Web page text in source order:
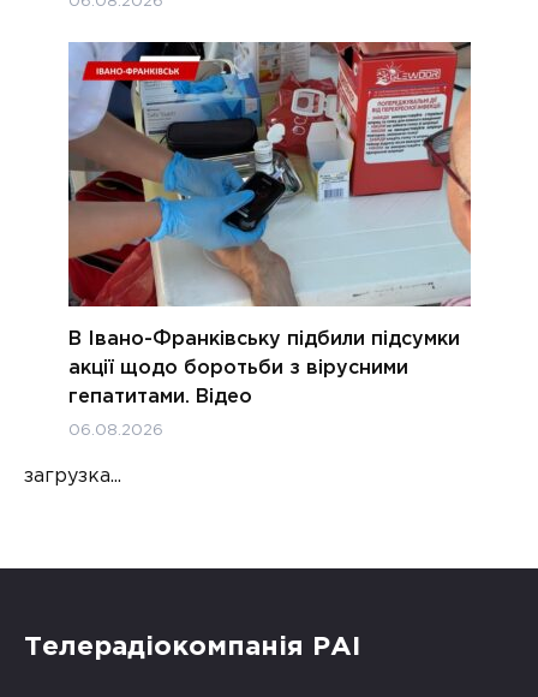
В Івано-Франківську підбили підсумки
акції щодо боротьби з вірусними
гепатитами. Відео
06.08.2026
загрузка...
Телерадіокомпанія РАІ